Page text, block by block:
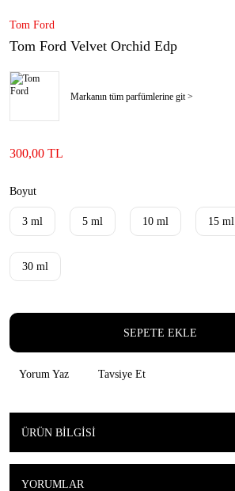
Tom Ford
Tom Ford Velvet Orchid Edp
Markanın tüm parfümlerine git >
300,00 TL
Boyut
3 ml 5 ml 10 ml 15 ml
30 ml
SEPETE EKLE
Yorum Yaz Tavsiye Et
ÜRÜN BILGISI
YORUMLAR